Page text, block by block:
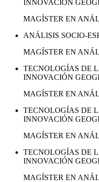
INNOVACIÓN
MAGÍSTER EN
ANÁLISIS SOCIO-
MAGÍSTER EN
TECNOLOGÍAS DE
INNOVACIÓN
MAGÍSTER EN
TECNOLOGÍAS DE
INNOVACIÓN
MAGÍSTER EN
TECNOLOGÍAS DE
INNOVACIÓN
MAGÍSTER EN